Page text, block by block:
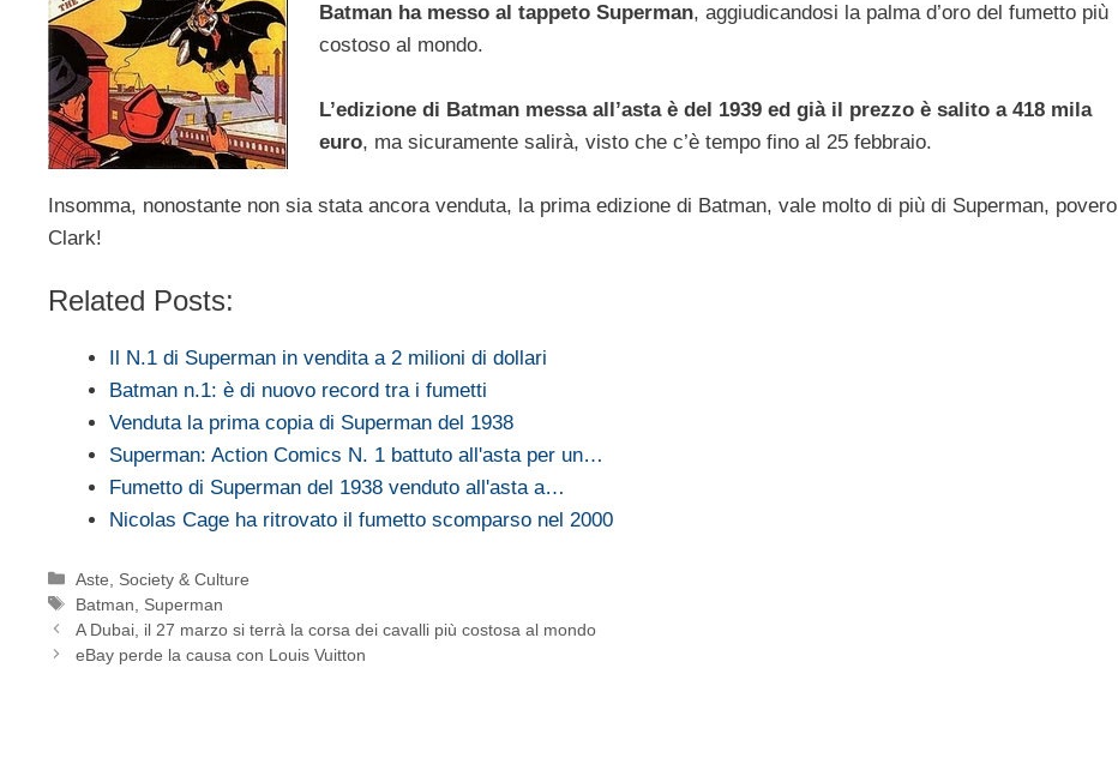
Batman ha messo al tappeto Superman, aggiudicandosi la palma d’oro del fumetto più
costoso al mondo.
L’edizione di Batman messa all’asta è del 1939 ed già il prezzo è salito a 418 mila
euro, ma sicuramente salirà, visto che c’è tempo fino al 25 febbraio.
Insomma, nonostante non sia stata ancora venduta, la prima edizione di Batman, vale molto di più di Superman, povero
Clark!
Related Posts:
Il N.1 di Superman in vendita a 2 milioni di dollari
Batman n.1: è di nuovo record tra i fumetti
Venduta la prima copia di Superman del 1938
Superman: Action Comics N. 1 battuto all'asta per un…
Fumetto di Superman del 1938 venduto all'asta a…
Nicolas Cage ha ritrovato il fumetto scomparso nel 2000
Categorie
Aste
Society & Culture
Tag
Batman
Superman
A Dubai, il 27 marzo si terrà la corsa dei cavalli più costosa al mondo
eBay perde la causa con Louis Vuitton